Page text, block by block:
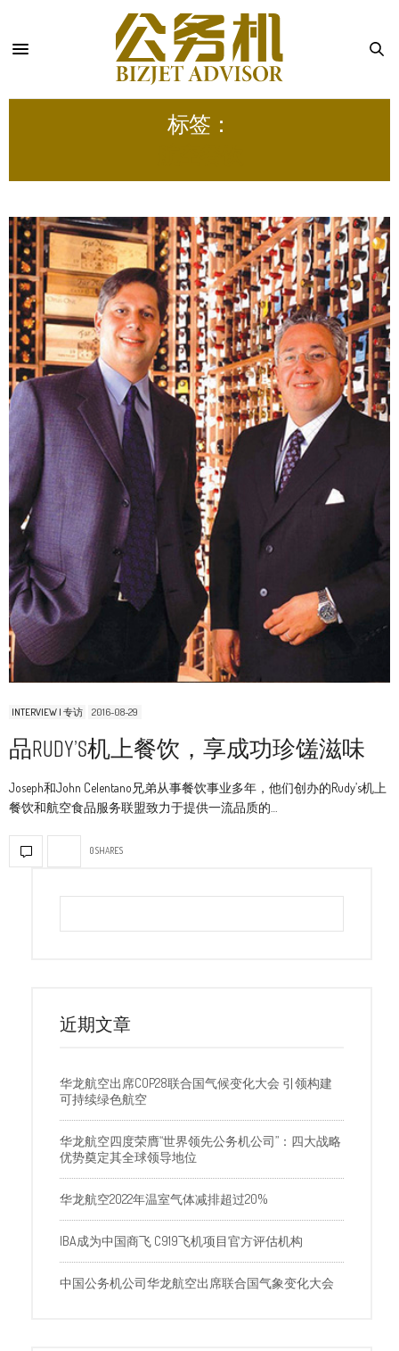
标签：
INTERVIEW | 专访 2016-08-29
品Rudy’s机上餐饮，享成功珍馐滋味
Joseph和John Celentano兄弟从事餐饮事业多年，他们创办的Rudy’s机上
餐饮和航空食品服务联盟致力于提供一流品质的…
0 SHARES
近期文章
华龙航空出席COP28联合国气候变化大会 引领构建
可持续绿色航空
华龙航空四度荣膺“世界领先公务机公司”：四大战略
优势奠定其全球领导地位
华龙航空2022年温室气体减排超过20%
IBA成为中国商飞 C919飞机项目官方评估机构
中国公务机公司华龙航空出席联合国气象变化大会